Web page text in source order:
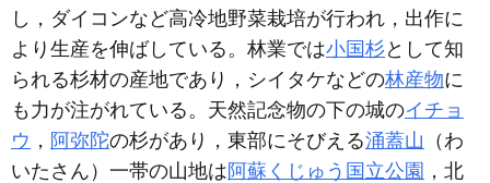
し，ダイコンなど高冷地野菜栽培が行われ，出作に
より生産を伸ばしている。林業では小国杉として知
られる杉材の産地であり，シイタケなどの林産物に
も力が注がれている。天然記念物の下の城のイチョ
ウ ， 阿弥陀の杉があり，東部にそびえる涌蓋山 （わ
いたさん）一帯の山地は 阿蘇くじゅう国立公園 ，北